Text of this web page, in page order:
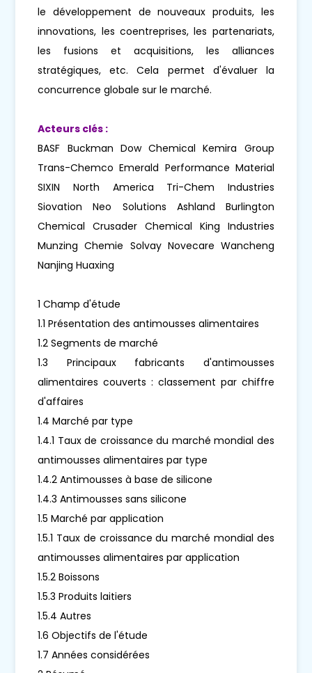
le développement de nouveaux produits, les
innovations, les coentreprises, les partenariats,
les fusions et acquisitions, les alliances
stratégiques, etc. Cela permet d'évaluer la
concurrence globale sur le marché.
Acteurs clés :
BASF Buckman Dow Chemical Kemira Group
Trans-Chemco Emerald Performance Material
SIXIN North America Tri-Chem Industries
Siovation Neo Solutions Ashland Burlington
Chemical Crusader Chemical King Industries
Munzing Chemie Solvay Novecare Wancheng
Nanjing Huaxing
1 Champ d'étude
1.1 Présentation des antimousses alimentaires
1.2 Segments de marché
1.3 Principaux fabricants d'antimousses
alimentaires couverts : classement par chiffre
d'affaires
1.4 Marché par type
1.4.1 Taux de croissance du marché mondial des
antimousses alimentaires par type
1.4.2 Antimousses à base de silicone
1.4.3 Antimousses sans silicone
1.5 Marché par application
1.5.1 Taux de croissance du marché mondial des
antimousses alimentaires par application
1.5.2 Boissons
1.5.3 Produits laitiers
1.5.4 Autres
1.6 Objectifs de l'étude
1.7 Années considérées